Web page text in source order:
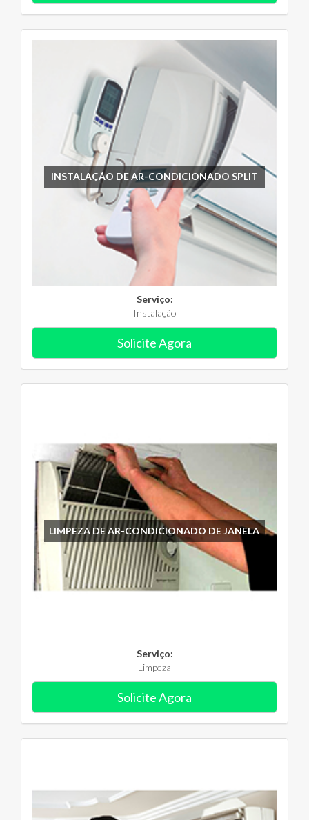
INSTALAÇÃO DE AR-CONDICIONADO SPLIT
Serviço:
Instalação
Solicite Agora
LIMPEZA DE AR-CONDICIONADO DE JANELA
Serviço:
Limpeza
Solicite Agora